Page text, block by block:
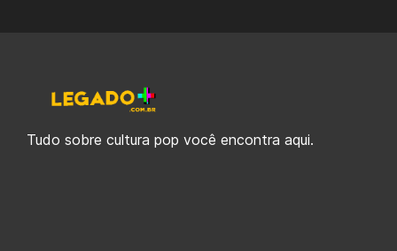
Tudo sobre cultura pop você encontra aqui.